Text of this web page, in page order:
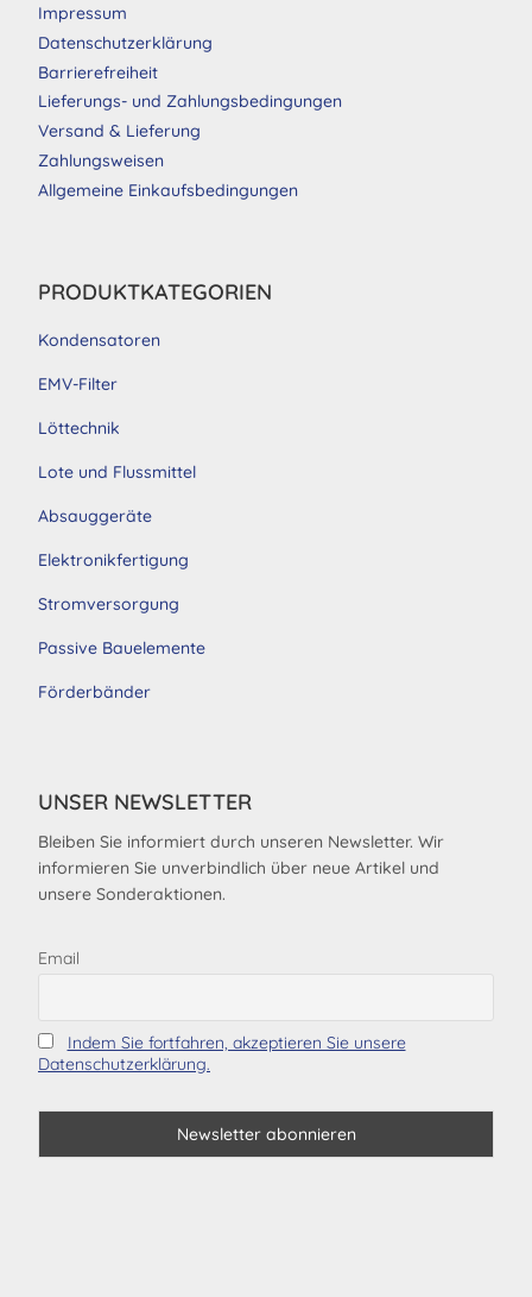
Impressum
Datenschutzerklärung
Barrierefreiheit
Lieferungs- und Zahlungsbedingungen
Versand & Lieferung
Zahlungsweisen
Allgemeine Einkaufsbedingungen
PRODUKTKATEGORIEN
Kondensatoren
EMV-Filter
Löttechnik
Lote und Flussmittel
Absauggeräte
Elektronikfertigung
Stromversorgung
Passive Bauelemente
Förderbänder
UNSER NEWSLETTER
Bleiben Sie informiert durch unseren Newsletter. Wir
informieren Sie unverbindlich über neue Artikel und
unsere Sonderaktionen.
Email
Indem Sie fortfahren, akzeptieren Sie unsere
Datenschutzerklärung.